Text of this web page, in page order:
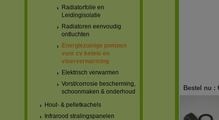
Radiatorfolie en
Leidingisolatie
Radiatoren eenvoudig
ontluchten
Energiezuinige pompen
voor cv ketels en
vloerverwarming
Elektrisch verwarmen
Vorst/corrosie bescherming,
schoonmaken & onderhoud
Hout- & pelletkachels
Infrarood stralingspanelen
Bestel nu :